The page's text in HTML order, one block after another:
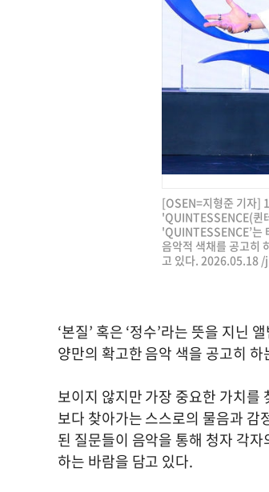
[OSEN=지형준 기자]
'QUINTESSENCE(퀸
'QUINTESSENCE’는
음악적 색채를 공고히
고 있다. 2026.05.18 /
‘본질’ 혹은 ‘정수’라는 뜻을 지닌
양만의 확고한 음악 색을 공고히
보이지 않지만 가장 중요한 가치를
보다 찾아가는 스스로의 물음과 감
된 질문들이 음악을 통해 청자 각
하는 바람을 담고 있다.